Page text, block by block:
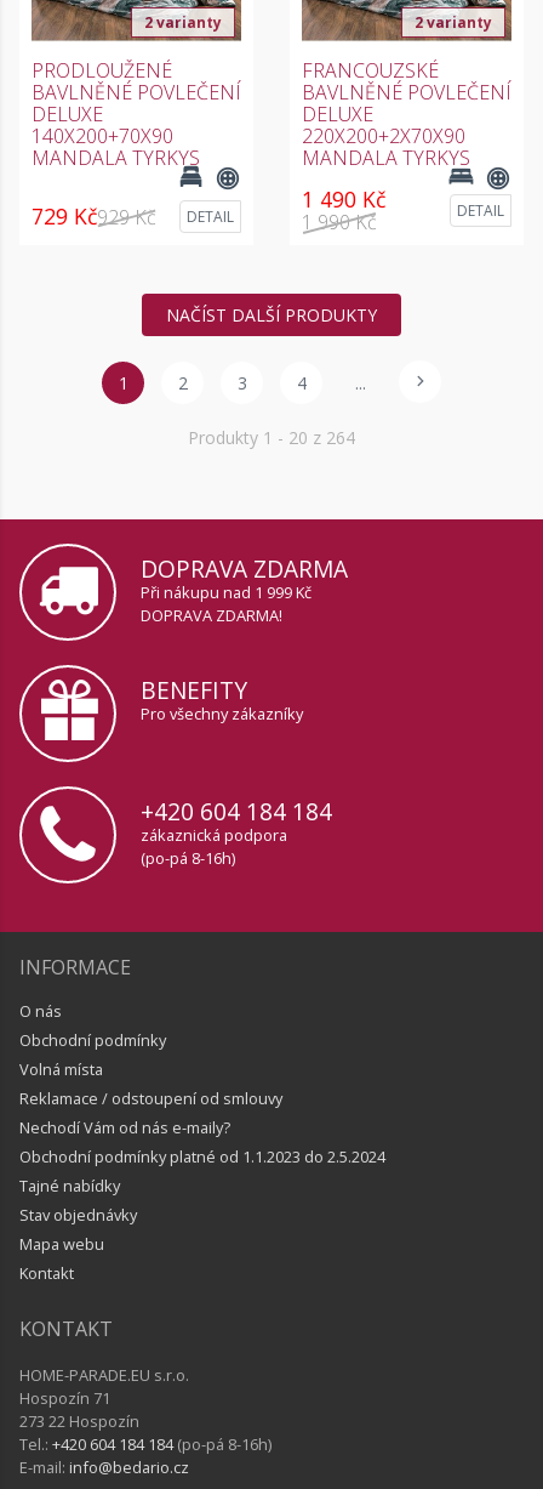
2 varianty
PRODLOUŽENÉ
BAVLNĚNÉ POVLEČENÍ
DELUXE
140X200+70X90
MANDALA TYRKYS
729 Kč929 Kč DETAIL
2 varianty
FRANCOUZSKÉ
BAVLNĚNÉ POVLEČENÍ
DELUXE
220X200+2X70X90
MANDALA TYRKYS
1 490 Kč
1 990 Kč DETAIL
NAČÍST DALŠÍ PRODUKTY
1 2 3 4 ...
Produkty 1 - 20 z 264
DOPRAVA ZDARMA
Při nákupu nad 1 999 Kč
DOPRAVA ZDARMA!
BENEFITY
Pro všechny zákazníky
+420 604 184 184
zákaznická podpora
(po-pá 8-16h)
INFORMACE
O nás
Obchodní podmínky
Volná místa
Reklamace / odstoupení od smlouvy
Nechodí Vám od nás e-maily?
Obchodní podmínky platné od 1.1.2023 do 2.5.2024
Tajné nabídky
Stav objednávky
Mapa webu
Kontakt
KONTAKT
HOME-PARADE.EU s.r.o.
Hospozín 71
273 22 Hospozín
Tel.: +420 604 184 184(po-pá 8-16h)
E-mail: info@bedario.cz